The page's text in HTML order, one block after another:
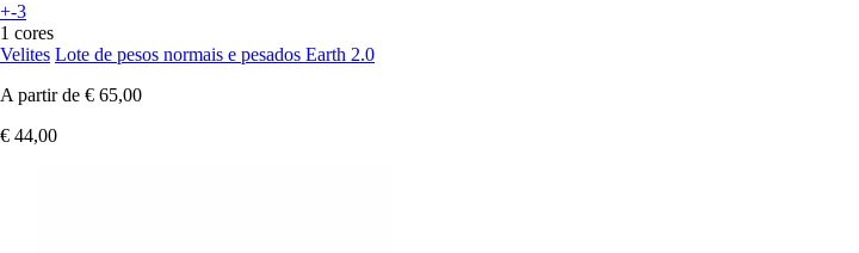
+-3
1 cores
Velites Lote de pesos normais e pesados Earth 2.0
A partir de € 65,00
€ 44,00